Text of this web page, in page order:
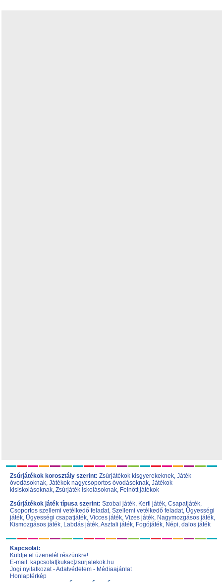
Zsúrjátékok korosztály szerint: Zsúrjátékok kisgyerekeknek, Játék
óvodásoknak, Játékok nagycsoportos óvodásoknak, Játékok
kisiskolásoknak, Zsúrjáték iskolásoknak, Felnőtt játékok
Zsúrjátékok játék típusa szerint: Szobai játék, Kerti játék, Csapatjáték,
Csoportos szellemi vetélkedő feladat, Szellemi vetélkedő feladat, Ügyességi
játék, Ügyességi csapatjáték, Vicces játék, Vizes játék, Nagymozgásos játék,
Kismozgásos játék, Labdás játék,Asztali játék, Fogójáték, Népi, dalos játék
Kapcsolat:
Küldje el üzenetét részünkre!
E-mail: kapcsolat[kukac]zsurjatekok.hu
Jogi nyilatkozat-Adatvédelem - Médiaajánlat
Honlaptérkép